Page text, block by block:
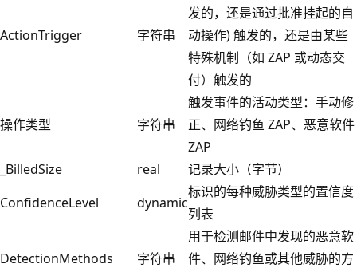
ActionTrigger 字符串
发的，还是通过批准挂起的自
动操作) 触发的，还是由某些
特殊机制（如 ZAP 或动态交
付）触发的
操作类型 字符串
触发事件的活动类型：手动修
正、网络钓鱼 ZAP、恶意软件
ZAP
_BilledSize
real
记录大小（字节）
ConfidenceLevel
dynamic
标识的每种威胁类型的置信度
列表
DetectionMethods 字符串
用于检测邮件中发现的恶意软
件、网络钓鱼或其他威胁的方